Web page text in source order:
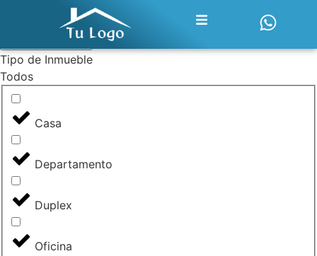
Tipo de operación
Tipo de Inmueble
Todos
Casa
Departamento
Duplex
Oficina